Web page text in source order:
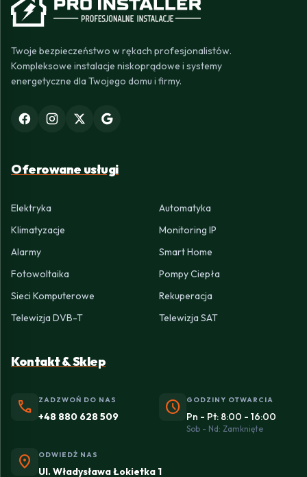
Twoje bezpieczeństwo w rękach profesjonalistów.
Kompleksowe instalacje niskoprądowe i systemy
energetyczne dla Twojego domu i firmy.
Oferowane usługi
Elektryka
Automatyka
Klimatyzacje
Monitoring IP
Alarmy
Smart Home
Fotowoltaika
Pompy Ciepła
Sieci Komputerowe
Rekuperacja
Telewizja DVB-T
Telewizja SAT
Kontakt & Sklep
phone ZADZWOŃ DO NAS
+48 880 628 509 schedule GODZINY OTWARCIA
Pn - Pt: 8:00 - 16:00
Sob - Nd: Zamknięte
location_on ODWIEDŹ NAS
Ul. Władysława Łokietka 1